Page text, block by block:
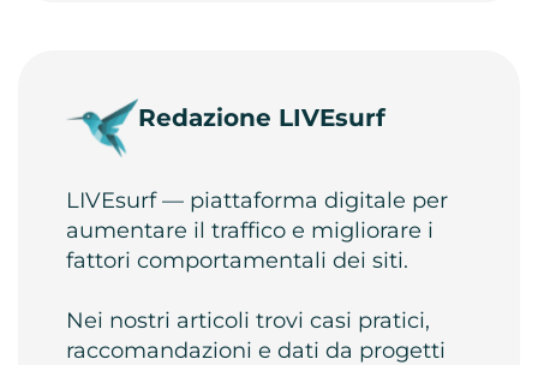
Redazione LIVEsurf
LIVEsurf — piattaforma digitale per
aumentare il traffico e migliorare i
fattori comportamentali dei siti.
Nei nostri articoli trovi casi pratici,
raccomandazioni e dati da progetti